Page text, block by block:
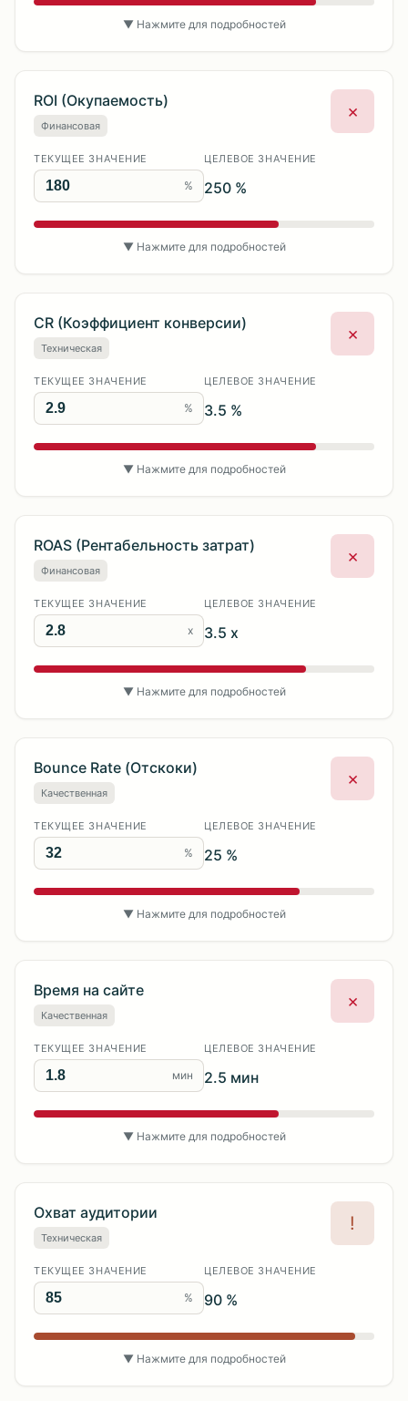
▼ Нажмите для подробностей
ROI (Окупаемость)
Финансовая
×
ТЕКУЩЕЕ ЗНАЧЕНИЕ
%
ЦЕЛЕВОЕ ЗНАЧЕНИЕ
250 %
▼ Нажмите для подробностей
CR (Коэффициент конверсии)
Техническая
×
ТЕКУЩЕЕ ЗНАЧЕНИЕ
%
ЦЕЛЕВОЕ ЗНАЧЕНИЕ
3.5 %
▼ Нажмите для подробностей
ROAS (Рентабельность затрат)
Финансовая
×
ТЕКУЩЕЕ ЗНАЧЕНИЕ
x
ЦЕЛЕВОЕ ЗНАЧЕНИЕ
3.5 x
▼ Нажмите для подробностей
Bounce Rate (Отскоки)
Качественная
×
ТЕКУЩЕЕ ЗНАЧЕНИЕ
%
ЦЕЛЕВОЕ ЗНАЧЕНИЕ
25 %
▼ Нажмите для подробностей
Время на сайте
Качественная
×
ТЕКУЩЕЕ ЗНАЧЕНИЕ
мин
ЦЕЛЕВОЕ ЗНАЧЕНИЕ
2.5 мин
▼ Нажмите для подробностей
Охват аудитории
Техническая
!
ТЕКУЩЕЕ ЗНАЧЕНИЕ
%
ЦЕЛЕВОЕ ЗНАЧЕНИЕ
90 %
▼ Нажмите для подробностей